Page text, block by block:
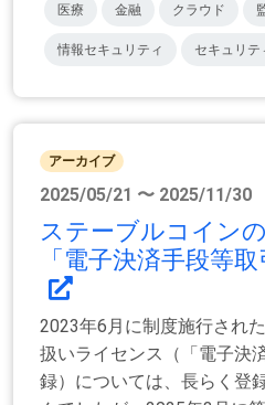
医療 金融 クラウド
情報セキュリティ セキュリテ
アーカイブ
2025/05/21 〜 2025/11/30
ステーブルコイン
「電子決済手段等
2023年6月に制度施行され
扱いライセンス（「電子決
録）については、長らく登